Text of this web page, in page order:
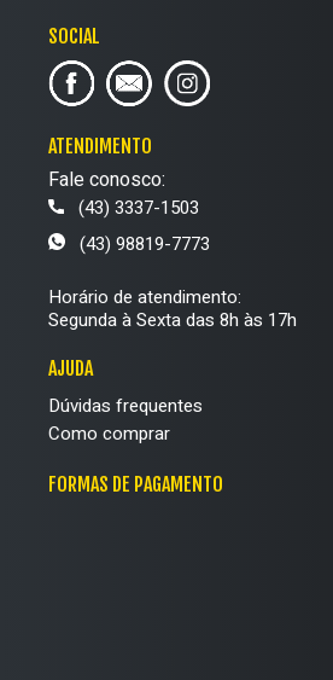
SOCIAL
ATENDIMENTO
Fale conosco:
(43) 3337-1503
(43) 98819-7773
Horário de atendimento:
Segunda à Sexta das 8h às 17h
AJUDA
Dúvidas frequentes
Como comprar
FORMAS DE PAGAMENTO